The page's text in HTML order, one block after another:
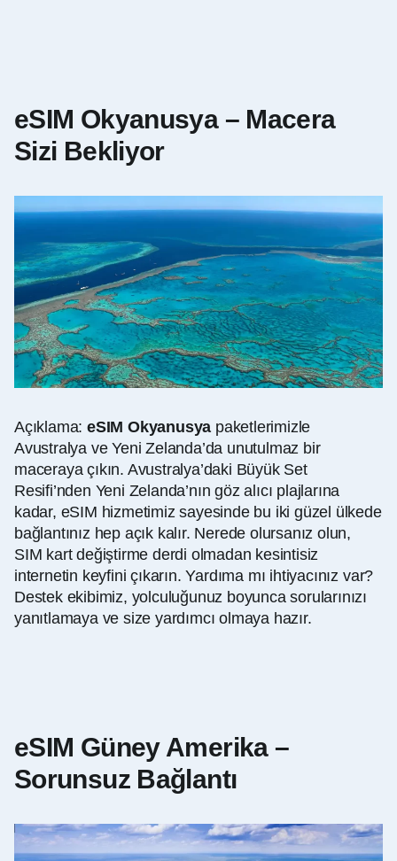
eSIM Okyanusya – Macera
Sizi Bekliyor
Açıklama:eSIM Okyanusya paketlerimizle
Avustralya ve Yeni Zelanda’da unutulmaz bir
maceraya çıkın. Avustralya’daki Büyük Set
Resifi’nden Yeni Zelanda’nın göz alıcı plajlarına
kadar, eSIM hizmetimiz sayesinde bu iki güzel ülkede
bağlantınız hep açık kalır. Nerede olursanız olun,
SIM kart değiştirme derdi olmadan kesintisiz
internetin keyfini çıkarın. Yardıma mı ihtiyacınız var?
Destek ekibimiz, yolculuğunuz boyunca sorularınızı
yanıtlamaya ve size yardımcı olmaya hazır.
eSIM Güney Amerika –
Sorunsuz Bağlantı